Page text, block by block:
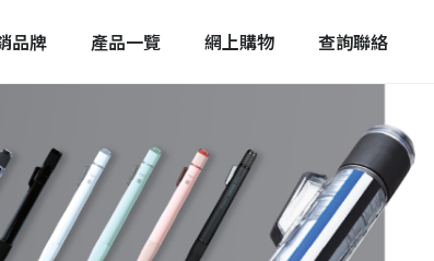
品牌 產品一覽 網上購物 查詢聯絡